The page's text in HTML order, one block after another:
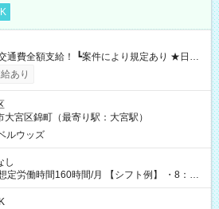
） ┗働いたその日に現金GET♪ お仕事後はコ
分を引き落とせます！ 【試用期間】試
あり
宮区錦町（最寄り駅：大宮駅）
ルウッズ
し
160時間/月 【シフト例】 ・8：00